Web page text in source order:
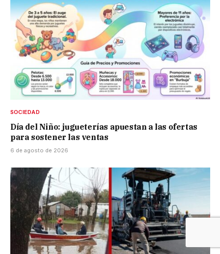
SOCIEDAD
Día del Niño: jugueterías apuestan a las ofertas
para sostener las ventas
6 de agosto de 2026